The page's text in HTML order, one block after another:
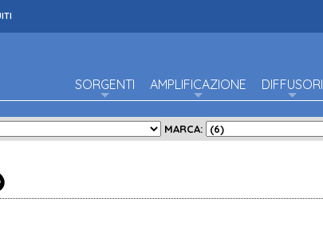
SORGENTI AMPLIFICAZIONE DIFFUSORI
MARCA: